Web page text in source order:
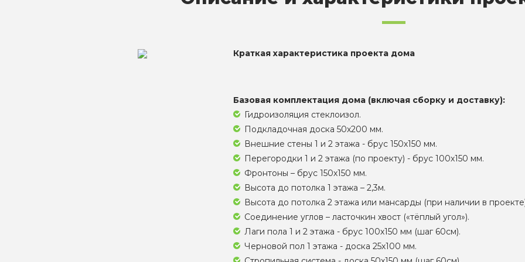
Краткая характеристика проекта дома
Базовая комплектация дома (включая сборку и доставку):
Гидроизоляция стеклоизол.
Подкладочная доска 50х200 мм.
Внешние стены 1 и 2 этажа - брус 150х150 мм.
Перегородки 1 и 2 этажа (по проекту) - брус 100х150 мм.
Фронтоны – брус 150х150 мм.
Высота до потолка 1 этажа – 2,3м.
Высота до потолка 2 этажа или мансарды (при наличии в
Соединение углов – ласточкин хвост («тёплый угол»).
Лаги пола 1 и 2 этажа - брус 100х150 мм (шаг 60см).
Черновой пол 1 этажа - доска 25х100 мм.